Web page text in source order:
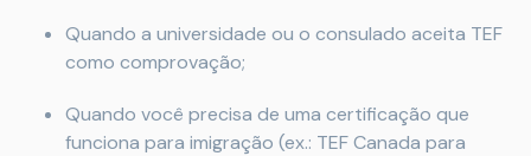
Quando a universidade ou o consulado aceita TEF
como comprovação;
Quando você precisa de uma certificação que
funciona para imigração (ex.: TEF Canada para